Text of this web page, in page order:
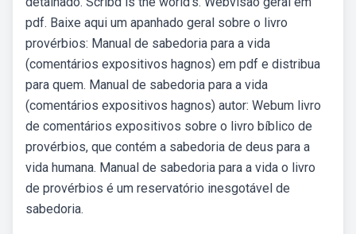
pdf. Baixe aqui um apanhado geral sobre o livro
provérbios: Manual de sabedoria para a vida
(comentários expositivos hagnos) em pdf e distribua
para quem. Manual de sabedoria para a vida
(comentários expositivos hagnos) autor: Webum livro
de comentários expositivos sobre o livro bíblico de
provérbios, que contém a sabedoria de deus para a
vida humana. Manual de sabedoria para a vida o livro
de provérbios é um reservatório inesgotável de
sabedoria.